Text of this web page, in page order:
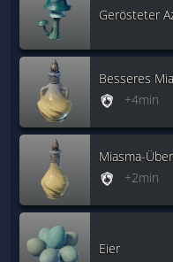
Gerösteter
Besseres
+4min
Miasma-
+2min
Eier